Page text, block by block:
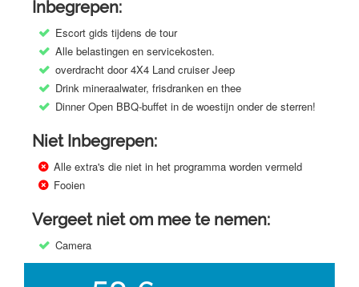
Inbegrepen:
Escort gids tijdens de tour
Alle belastingen en servicekosten.
overdracht door 4X4 Land cruiser Jeep
Drink mineraalwater, frisdranken en thee
Dinner Open BBQ-buffet in de woestijn onder de sterren!
Niet Inbegrepen:
Alle extra's die niet in het programma worden vermeld
Fooien
Vergeet niet om mee te nemen:
Camera